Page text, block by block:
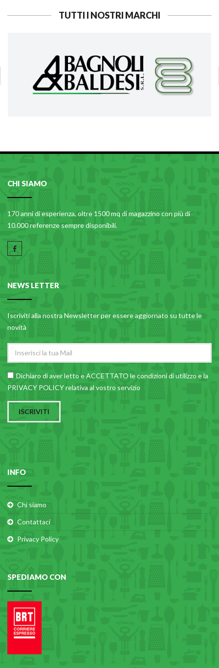
TUTTI I NOSTRI MARCHI
CHI SIAMO
170 anni di esperienza, oltre 1500 mq di magazzino con più di
10.000 referenze sempre disponibili.
NEWS LETTER
Iscriviti alla nostra Newsletter per essere aggiornato su tutte le
novità
Dichiaro di aver letto e ACCETTATO lecondizioni di utilizzo e la
PRIVACY POLICY relativa al vostro servizio
ISCRIVITI
INFO
Chi siamo
Contattaci
Privacy Policy
SPEDIAMO CON